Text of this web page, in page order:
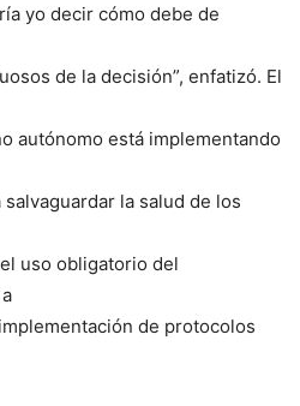
yo decir cómo debe de
de la decisión”, enfatizó. El
autónomo está implementando
la salud de los
uso obligatorio del
de protocolos